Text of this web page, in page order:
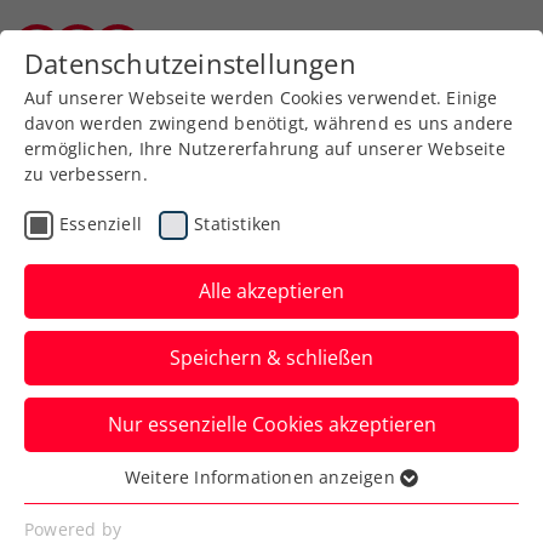
Zurück zur Newsübersicht
Turniere
ITF Nairobi: Gschiel holt
sich seinen ersten
Einzeltitel
Beim zweiten Turnier in Kenia war die
BTV-Hoffnung nicht zu bezwingen. Niklas
Maislinger erreichte das Semifinale.
Verfasst von: Dietmar Heger / Redaktion, 20.05.2023
Datenschutzeinstellungen
Auf unserer Webseite werden Cookies verwendet. Einige
davon werden zwingend benötigt, während es uns andere
ermöglichen, Ihre Nutzererfahrung auf unserer Webseite
zu verbessern.
Essenziell Statistiken
Alle akzeptieren
Speichern & schließen
Nur essenzielle Cookies akzeptieren
Essenziell
Essenzielle Cookies werden für grundlegende
Weitere Informationen anzeigen
Powered by